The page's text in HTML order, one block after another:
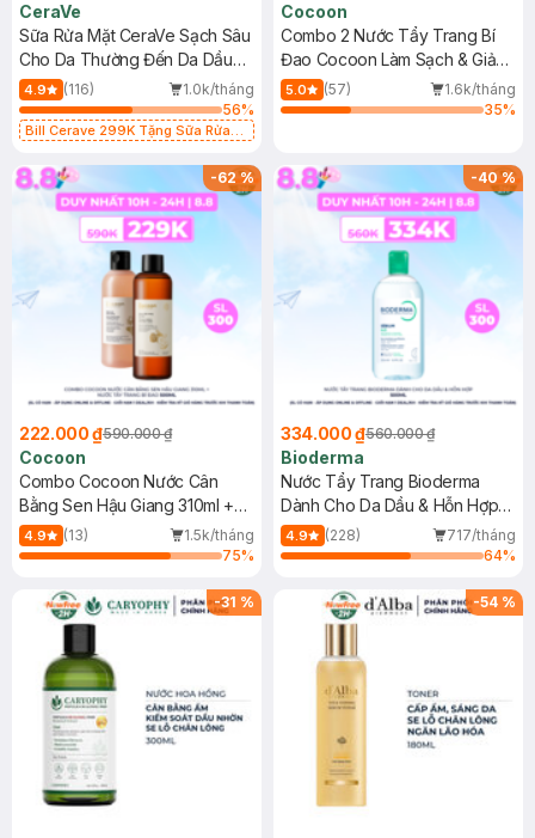
CeraVe
Sữa Rửa Mặt CeraVe Sạch Sâu
Cho Da Thường Đến Da Dầu
236ml
4.9 (116)
1.0k/tháng
56%
Bill Cerave 299K Tặng Sữa Rửa
Cocoon
Combo 2 Nước Tẩy Trang Bí
Đao Cocoon Làm Sạch & Giảm
Dầu 500ml
5.0 (57)
1.6k/tháng
35%
-62%
222.000 ₫590.000 ₫
Cocoon
Combo Cocoon Nước Cân
Bằng Sen Hậu Giang 310ml +
Nước Tẩy Trang Bí Đao 500ml
4.9 (13)
1.5k/tháng
75%
-40%
334.000 ₫560.000 ₫
Bioderma
Nước Tẩy Trang Bioderma
Dành Cho Da Dầu & Hỗn Hợp
500ml
4.9 (228)
717/tháng
64%
-31 % -54 %